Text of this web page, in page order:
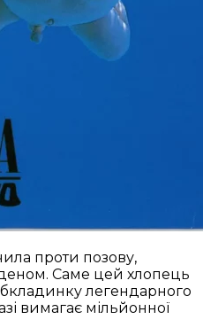
проти позову,
Саме цей хлопець
легендарного
вимагає мільйонної